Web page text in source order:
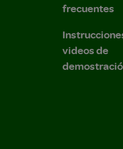
frecuentes
videos de